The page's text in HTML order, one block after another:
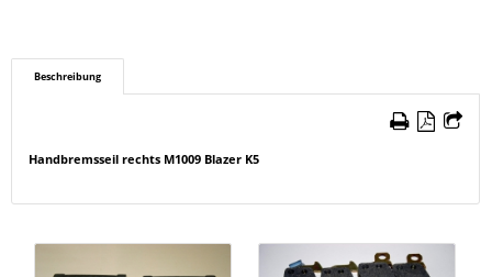
Beschreibung
Handbremsseil rechts M1009 Blazer K5